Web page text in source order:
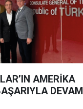
AMERİKA
DEVAM